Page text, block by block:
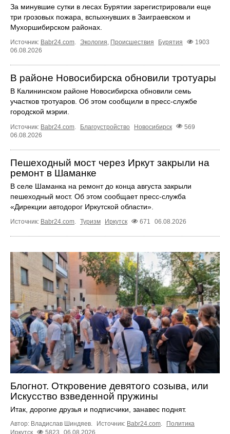
За минувшие сутки в лесах Бурятии зарегистрировали еще
три грозовых пожара, вспыхнувших в Заиграевском и
Мухоршибирском районах.
Источник: Babr24.com. Экология, Происшествия Бурятия
1903
06.08.2026
В районе Новосибирска обновили тротуары
В Калининском районе Новосибирска обновили семь
участков тротуаров. Об этом сообщили в пресс-службе
городской мэрии.
Источник: Babr24.com Благоустройство Новосибирск
569
06.08.2026
Пешеходный мост через Иркут закрыли на
ремонт в Шаманке
В селе Шаманка на ремонт до конца августа закрыли
пешеходный мост. Об этом сообщает пресс‑служба
«Дирекции автодорог Иркутской области».
Источник: Babr24.com Туризм Иркутск 671 06.08.2026
Блогнот. Откровение девятого созыва, или
Искусство взведенной пружины
Итак, дорогие друзья и подписчики, занавес поднят.
Автор: Владислав Шиндяев. Источник: Babr24.com.
Политика